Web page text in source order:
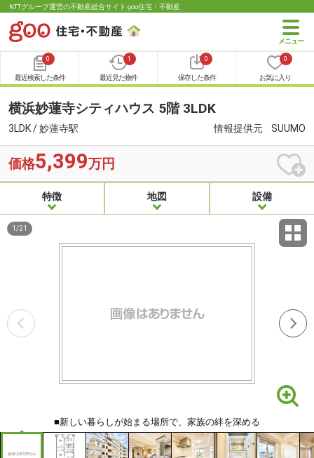
NTTグループ運営の不動産総合サイト goo住宅・不動産
0
最近検索した条件
1
最近見た物件
0
保存した条件
0
お気に入り
横浜妙蓮寺シティハウス 5階 3LDK
3LDK / 妙蓮寺駅 情報提供元 SUUMO
価格5,399万円
特徴 地図 設備
■新しい暮らしが始まる場所で、家族の絆を深める
1 /21